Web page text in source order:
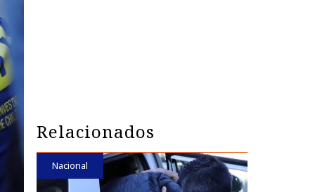
Relacionados
Nacional